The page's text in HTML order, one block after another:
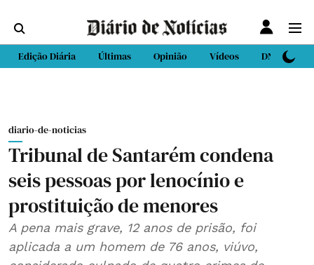
Edição Diária Últimas Opinião Vídeos DN Sport
diario-de-noticias
Tribunal de Santarém condena
seis pessoas por lenocínio e
prostituição de menores
A pena mais grave, 12 anos de prisão, foi
aplicada a um homem de 76 anos, viúvo,